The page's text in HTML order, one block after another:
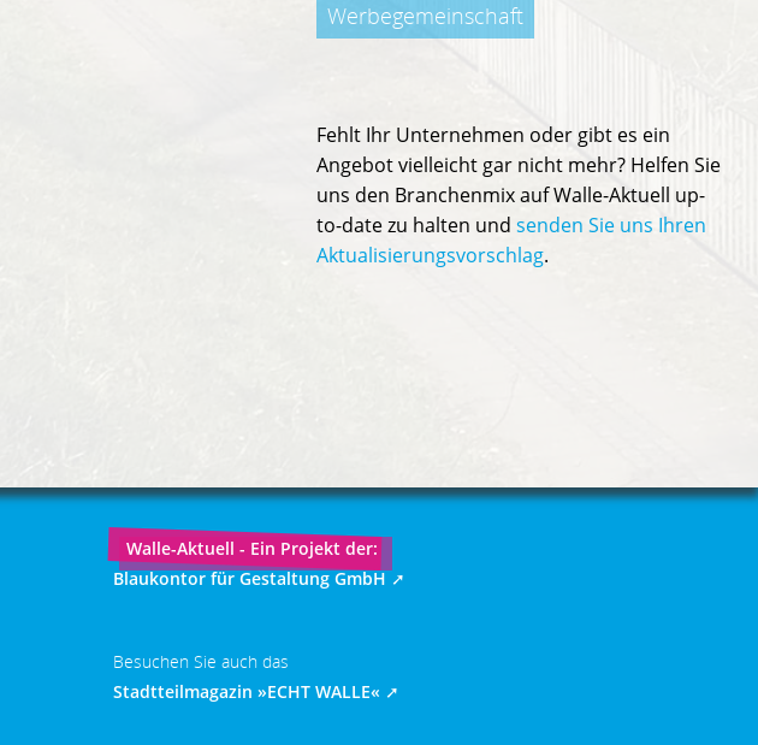
Werbegemeinschaft
Fehlt Ihr Unternehmen oder gibt es ein
Angebot vielleicht gar nicht mehr? Helfen Sie
uns den Branchenmix auf Walle-Aktuell up-
to-date zu halten undsenden Sie uns Ihren
Aktualisierungsvorschlag.
Walle-Aktuell - Ein Projekt der:
Blaukontor für Gestaltung GmbH
Besuchen Sie auch das
Stadtteilmagazin »ECHT WALLE«